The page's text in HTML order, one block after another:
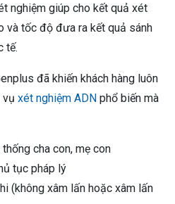
nghiệm giúp cho kết quả xét
và tốc độ đưa ra kết quả sánh
tế.
đã khiến khách hàng luôn
vụ xét nghiệm ADN phổ biến mà
cha con, mẹ con
tục pháp lý
(không xâm lấn hoặc xâm lấn